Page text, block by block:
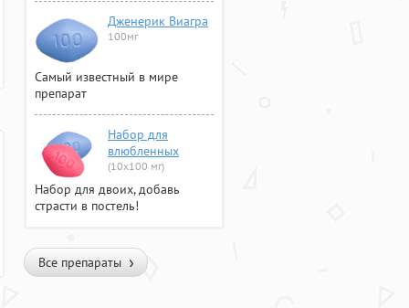
Дженерик Виагра
100мг
Самый известный в мире
препарат
Набор для
влюбленных
(10х100 мг)
Набор для двоих, добавь
страсти в постель!
Все препараты